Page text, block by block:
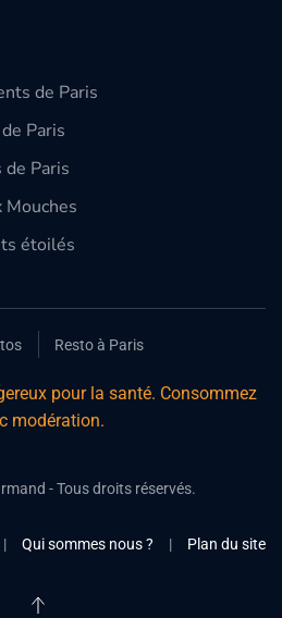
de Paris
Paris
Paris
Mouches
étoilés
Resto à Paris
pour la santé. Consommez
modération.
- Tous droits réservés.
Qui sommes nous ? | Plan du site